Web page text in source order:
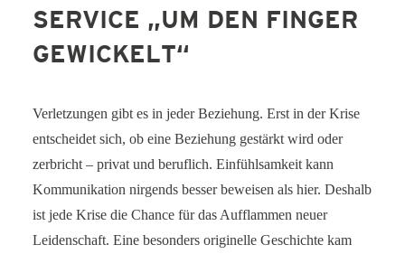
SERVICE-BLOG
BÜCHER
SERVICE „UM DEN FINGER
GEWICKELT“
Verletzungen gibt es in jeder Beziehung. Erst in der Krise
entscheidet sich, ob eine Beziehung gestärkt wird oder
zerbricht – privat und beruflich. Einfühlsamkeit kann
Kommunikation nirgends besser beweisen als hier. Deshalb
ist jede Krise die Chance für das Aufflammen neuer
Leidenschaft. Eine besonders originelle Geschichte kam